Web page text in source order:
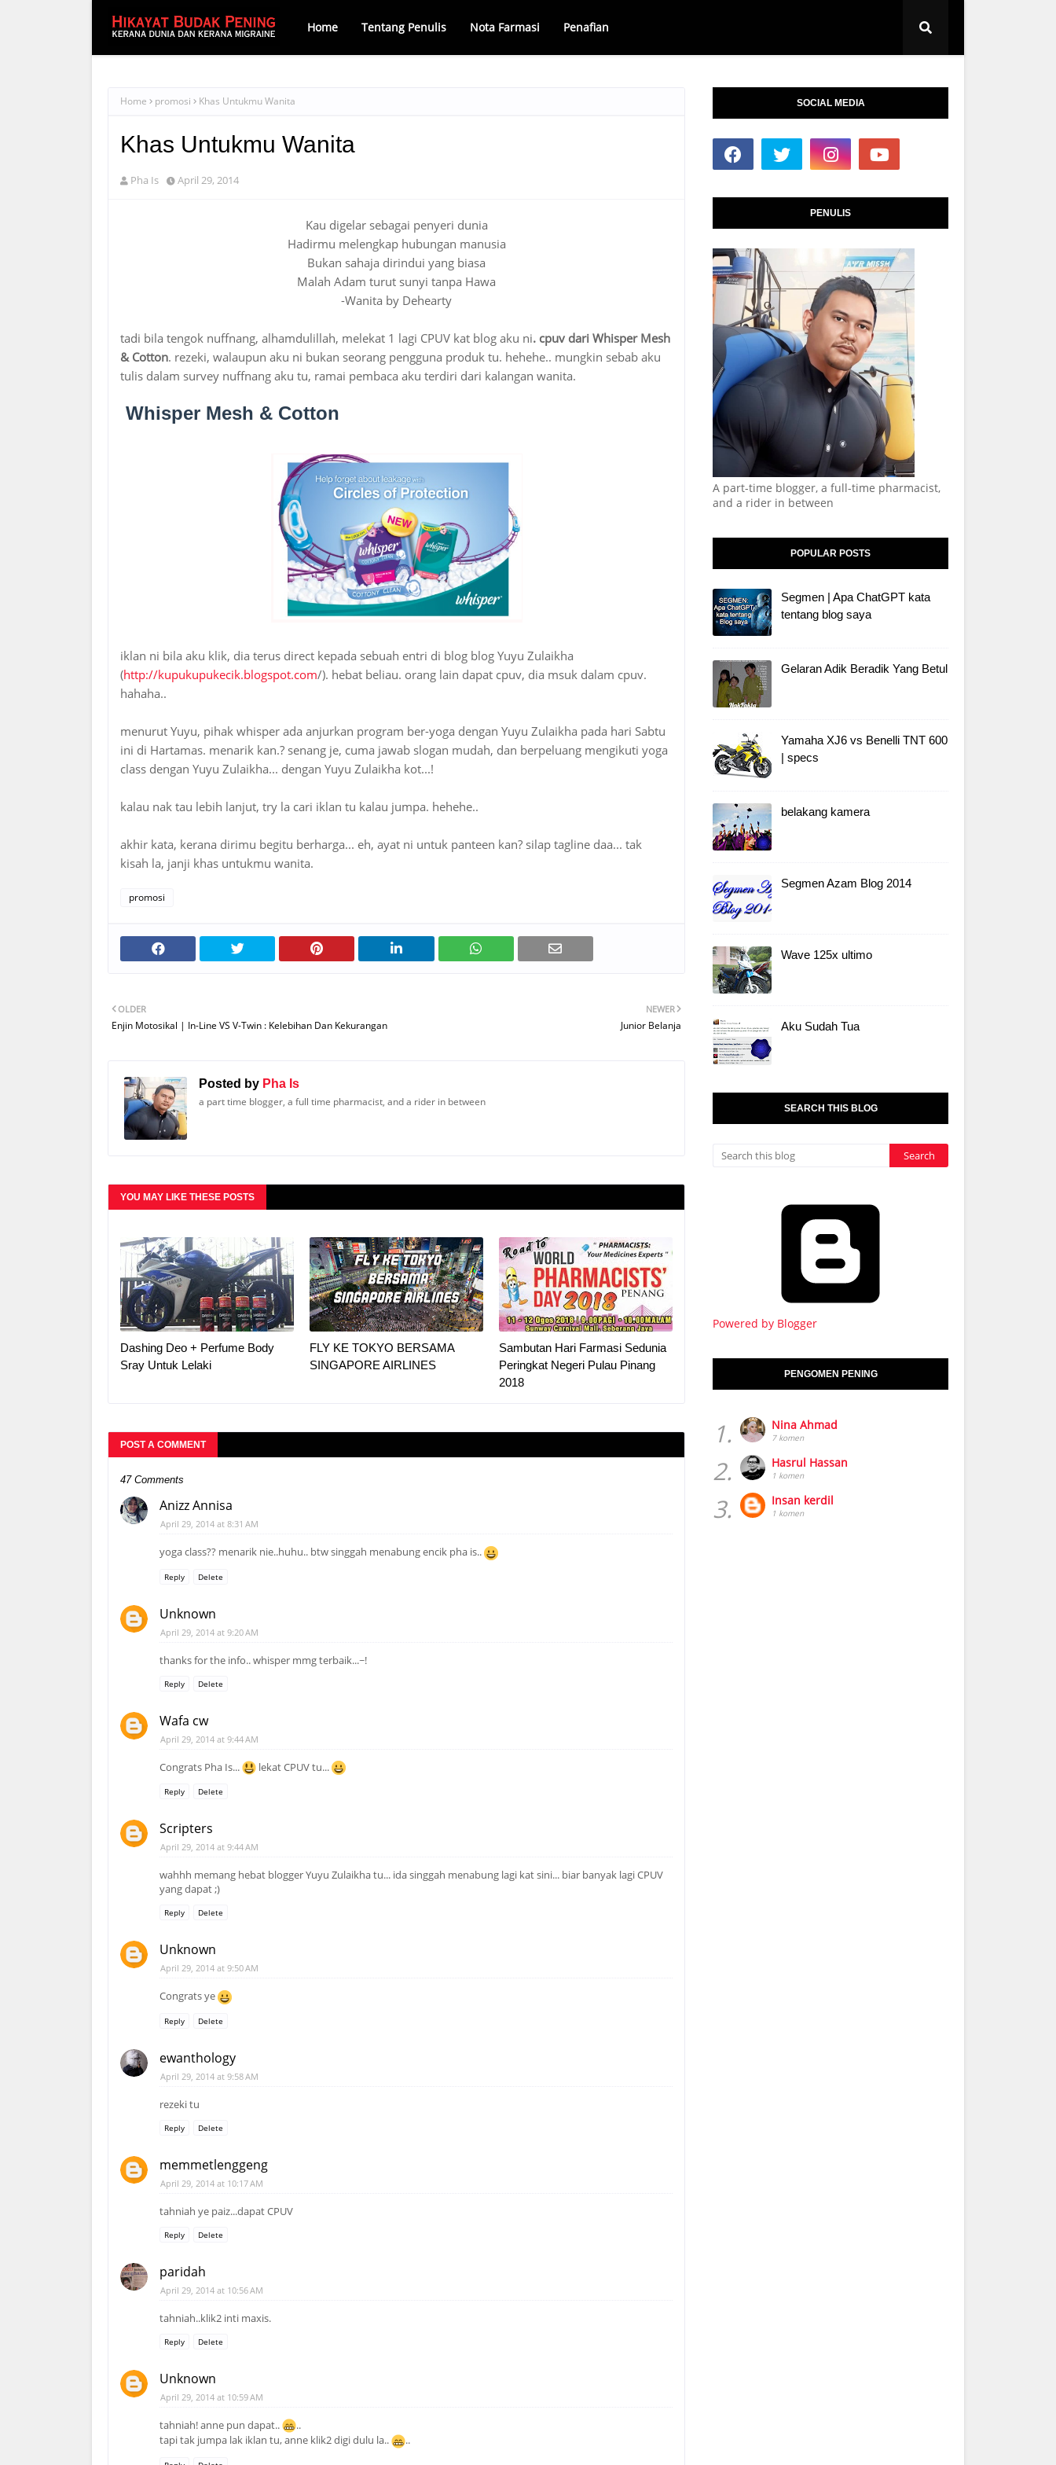
Home Tentang Penulis Nota Farmasi Penafian
Home promosi Khas Untukmu Wanita
Khas Untukmu Wanita
Pha Is April 29, 2014
Kau digelar sebagai penyeri dunia
Hadirmu melengkap hubungan manusia
Bukan sahaja dirindui yang biasa
Malah Adam turut sunyi tanpa Hawa
-Wanita by Dehearty
tadi bila tengok nuffnang, alhamdulillah, melekat 1 lagi CPUV kat blog aku ni. cpuv dari Whisper Mesh
& Cotton. rezeki, walaupun aku ni bukan seorang pengguna produk tu. hehehe.. mungkin sebab aku
tulis dalam survey nuffnang aku tu, ramai pembaca aku terdiri dari kalangan wanita.
Whisper Mesh & Cotton
iklan ni bila aku klik, dia terus direct kepada sebuah entri di blog blog Yuyu Zulaikha
(http://kupukupukecik.blogspot.com/). hebat beliau. orang lain dapat cpuv, dia msuk dalam cpuv.
hahaha..
menurut Yuyu, pihak whisper ada anjurkan program ber-yoga dengan Yuyu Zulaikha pada hari Sabtu
ini di Hartamas. menarik kan.? senang je, cuma jawab slogan mudah, dan berpeluang mengikuti yoga
class dengan Yuyu Zulaikha... dengan Yuyu Zulaikha kot...!
kalau nak tau lebih lanjut, try la cari iklan tu kalau jumpa. hehehe..
akhir kata, kerana dirimu begitu berharga... eh, ayat ni untuk panteen kan? silap tagline daa... tak
kisah la, janji khas untukmu wanita.
promosi
NEWER
Junior Belanja
OLDER
Enjin Motosikal | In-Line VS V-Twin : Kelebihan Dan Kekurangan
Posted by Pha Is
a part time blogger, a full time pharmacist, and a rider in between
YOU MAY LIKE THESE POSTS
Dashing Deo + Perfume Body
Sray Untuk Lelaki
FLY KE TOKYO BERSAMA
SINGAPORE AIRLINES
Sambutan Hari Farmasi Sedunia
Peringkat Negeri Pulau Pinang
2018
POST A COMMENT
47 Comments
Anizz Annisa
April 29, 2014 at 8:31 AM
yoga class?? menarik nie..huhu.. btw singgah menabung encik pha is..
Reply Delete
Unknown
April 29, 2014 at 9:20 AM
thanks for the info.. whisper mmg terbaik...~!
Reply Delete
Wafa cw
April 29, 2014 at 9:44 AM
Congrats Pha Is... lekat CPUV tu...
Reply Delete
Scripters
April 29, 2014 at 9:44 AM
wahhh memang hebat blogger Yuyu Zulaikha tu... ida singgah menabung lagi kat sini... biar banyak lagi CPUV
yang dapat ;)
Reply Delete
Unknown
April 29, 2014 at 9:50 AM
Congrats ye
Reply Delete
ewanthology
April 29, 2014 at 9:58 AM
rezeki tu
Reply Delete
memmetlenggeng
April 29, 2014 at 10:17 AM
tahniah ye paiz...dapat CPUV
Reply Delete
paridah
April 29, 2014 at 10:56 AM
tahniah..klik2 inti maxis.
Reply Delete
Unknown
April 29, 2014 at 10:59 AM
tahniah! anne pun dapat..
..
tapi tak jumpa lak iklan tu, anne klik2 digi dulu la..
..
SOCIAL MEDIA
PENULIS
A part-time blogger, a full-time pharmacist,
and a rider in between
POPULAR POSTS
Segmen | Apa ChatGPT kata
tentang blog saya
Gelaran Adik Beradik Yang Betul
Yamaha XJ6 vs Benelli TNT 600
| specs
belakang kamera
Segmen Azam Blog 2014
Wave 125x ultimo
Aku Sudah Tua
SEARCH THIS BLOG
Powered by Blogger
PENGOMEN PENING
1. Nina Ahmad
7 komen
2. Hasrul Hassan
1 komen
3. Insan kerdil
1 komen